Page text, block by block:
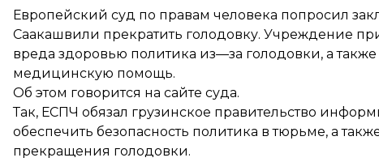
Европейский суд по правам человека попросил
Саакашвили прекратить голодовку. Учреждение
вреда здоровью политика из—за голодовки, а также
медицинскую помощь.
Об этом говорится на сайте суда.
Так, ЕСПЧ обязал грузинское правительство
обеспечить безопасность политика в тюрьме, а
прекращения голодовки.